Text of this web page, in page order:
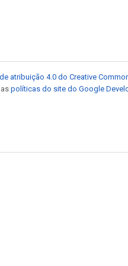
atribuição 4.0 do Creative
políticas do site do Google